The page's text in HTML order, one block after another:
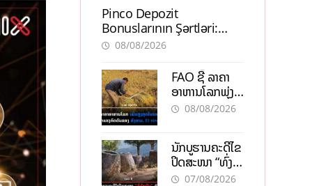
Pinco Depozit
Bonuslarının Şərtləri:
Təcrübəli İstifadəçilərdən
08/08/2026
FAO ຊີ້ ລາຄາ
ອາຫານໂລກພຸ່ງ
ສູງສຸດໃນຮອບ 3
ສົງຄາມ, El
nino
08/08/2026
ນັກບູຮານຄະດີໄຂ
ປິດສະໜາ “ທົ່ງ
ໄຫຫີນ” ຫຼັງພົບ
07/08/2026